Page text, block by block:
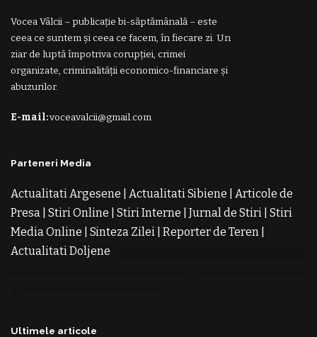
Vocea Vâlcii – publicație bi-săptămânală – este
ceea ce suntem și ceea ce facem, în fiecare zi. Un
ziar de luptă împotriva corupției, crimei
organizate, criminalității economico-financiare și
abuzurilor.
E-mail:voceavalcii@gmail.com
Parteneri Media
Actualitati Argesene Actualitati Sibiene
Articole de
Presa Stiri Online Stiri Interne Jurnal de Stiri Stiri
Media Online
Sinteza Zilei Reporter de Teren
Actualitati Doljene
Ultimele articole